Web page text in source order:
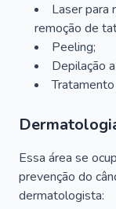
Laser para
remoção de
Peeling;
Depilação
Essa área se
prevenção do
dermatologista: